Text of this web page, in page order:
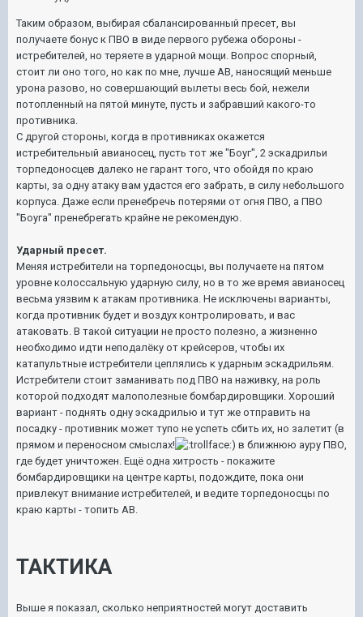
Таким образом, выбирая сбалансированный пресет, вы
получаете бонус к ПВО в виде первого рубежа обороны -
истребителей, но теряете в ударной мощи. Вопрос спорный,
стоит ли оно того, но как по мне, лучше АВ, наносящий меньше
урона разово, но совершающий вылеты весь бой, нежели
потопленный на пятой минуте, пусть и забравший какого-то
противника.
С другой стороны, когда в противниках окажется
истребительный авианосец, пусть тот же "Боуг", 2 эскадрильи
торпедоносцев далеко не гарант того, что обойдя по краю
карты, за одну атаку вам удастся его забрать, в силу небольшого
корпуса. Даже если пренебречь потерями от огня ПВО, а ПВО
"Боуга" пренебрегать крайне не рекомендую.
Ударный пресет.
Меняя истребители на торпедоносцы, вы получаете на пятом
уровне колоссальную ударную силу, но в то же время авианосец
весьма уязвим к атакам противника. Не исключены варианты,
когда противник будет и воздух контролировать, и вас
атаковать. В такой ситуации не просто полезно, а жизненно
необходимо идти неподалёку от крейсеров, чтобы их
катапультные истребители цеплялись к ударным эскадрильям.
Истребители стоит заманивать под ПВО на наживку, на роль
которой подходят малополезные бомбардировщики. Хороший
вариант - поднять одну эскадрилью и тут же отправить на
посадку - противник может тупо не успеть сбить их, но залетит (в
прямом и переносном смыслах!
) в ближнюю ауру ПВО,
где будет уничтожен. Ещё одна хитрость - покажите
бомбардировщики на центре карты, подождите, пока они
привлекут внимание истребителей, и ведите торпедоносцы по
краю карты - топить АВ.
ТАКТИКА
Выше я показал, сколько неприятностей могут доставить